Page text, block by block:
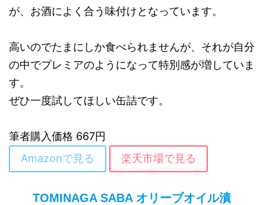
が、お酒によく合う味付けとなっています。
高いのでたまにしか食べられませんが、それが自分
の中でプレミアのようになって特別感が増していま
す。
ぜひ一度試してほしい缶詰です。
筆者購入価格 667円
Amazonで見る
楽天市場で見る
TOMINAGA SABA オリーブオイル漬